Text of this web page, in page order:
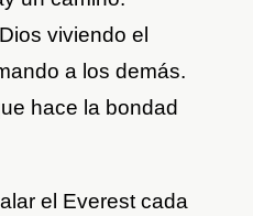
viviendo el
a los demás.
hace la bondad
el Everest cada